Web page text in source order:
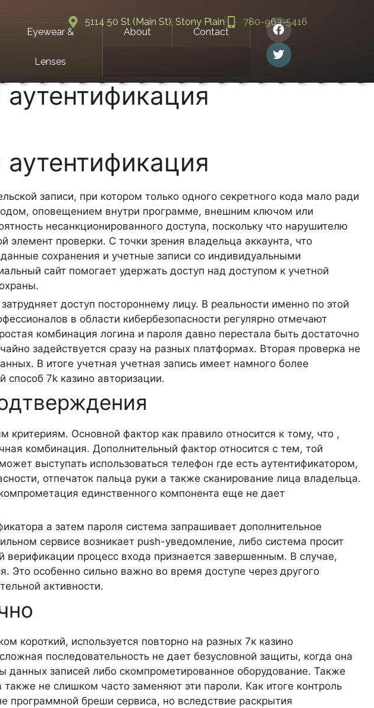
5114 50 St (Main St), Stony Plain
780-963-5416
Eyewear &
Lenses
About Contact
записи, при котором только одного секретного кода мало ради
оповещением внутри программе, внешним ключом или
несанкционированного доступа, поскольку что нарушителю
проверки. С точки зрения владельца аккаунта, что
сохранения и учетные записи со индивидуальными
сайт помогает удержать доступ над доступом к учетной
доступ постороннему лицу. В реальности именно по этой
в области кибербезопасности регулярно отмечают
комбинация логина и пароля давно перестала быть достаточно
задействуется сразу на разных платформах. Вторая проверка не
В итоге учетная учетная запись имеет намного более
7k казино авторизации.
Основной фактор как правило относится к тому, что ,
комбинация. Дополнительный фактор относится с тем, той
выступать использоваться телефон где есть аутентификатором,
отпечаток пальца руки а также сканирование лица владельца.
единственного компонента еще не дает
а затем пароля система запрашивает дополнительное
сервисе возникает push-уведомление, либо система просит
процесс входа признается завершенным. В случае,
особенно сильно важно во время доступе через другого
активности.
короткий, используется повторно на разных 7к казино
последовательность не дает безусловной защиты, когда она
записей либо скомпрометированное оборудование. Также
не слишком часто заменяют эти пароли. Как итоге контроль
программной бреши сервиса, но вследствие раскрытия